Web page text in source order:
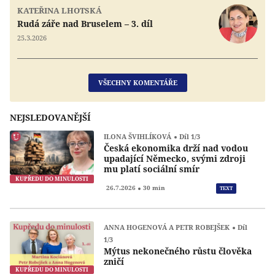
KATEŘINA LHOTSKÁ
Rudá záře nad Bruselem – 3. díl
25.3.2026
VŠECHNY KOMENTÁŘE
NEJSLEDOVANĚJŠÍ
KUPŘEDU DO MINULOSTI
ILONA ŠVIHLÍKOVÁ Díl 1/3
Česká ekonomika drží nad vodou
upadající Německo, svými zdroji
mu platí sociální smír
26.7.2026 30 min TEXT
KUPŘEDU DO MINULOSTI
ANNA HOGENOVÁ A PETR ROBEJŠEK
Díl
1/3
Mýtus nekonečného růstu člověka
zničí